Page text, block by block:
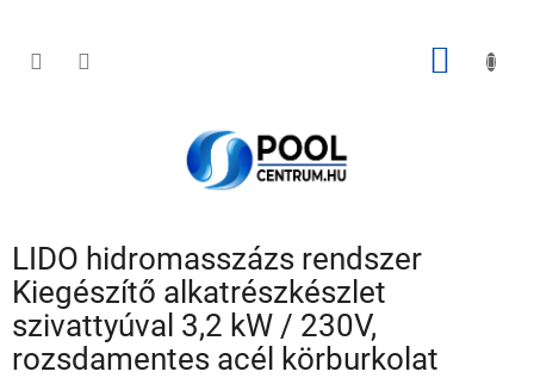
KOSÁR
LIDO hidromasszázs rendszer
Kiegészítő alkatrészkészlet
szivattyúval 3,2 kW / 230V,
rozsdamentes acél körburkolat